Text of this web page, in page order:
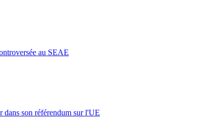
au SEAE
son référendum sur l'UE